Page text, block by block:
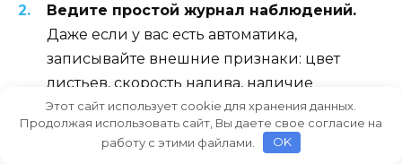
Ведите простой журнал наблюдений.
Даже если у вас есть автоматика,
записывайте внешние признаки: цвет
листьев, скорость налива, наличие
вредителей. Это поможет видеть тренды, а
не только разовые значения.
Этот сайт использует cookie для хранения данных.
Продолжая использовать сайт, Вы даете свое согласие на
работу с этими файлами.
OK